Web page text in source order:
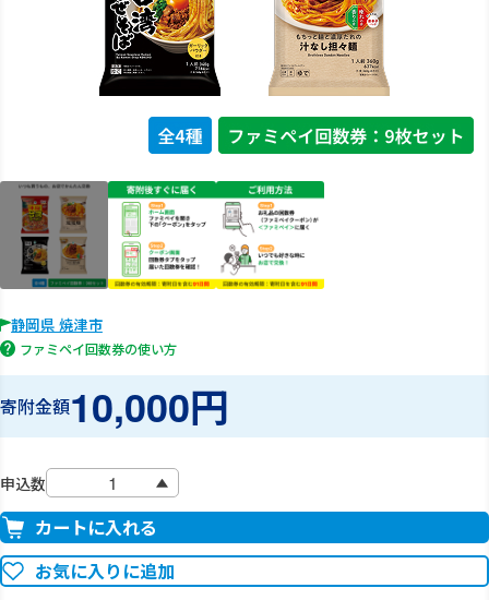
静岡県 焼津市
ファミペイ回数券の使い方
寄附金額10,000円
申込数
カートに入れる
お気に入りに追加